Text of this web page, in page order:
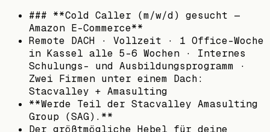
### **Cold Caller (m/w/d) gesucht —
Amazon E-Commerce**
Remote DACH · Vollzeit · 1 Office-Woche
in Kassel alle 5-6 Wochen · Internes
Schulungs- und Ausbildungsprogramm ·
Zwei Firmen unter einem Dach:
Stacvalley + Amasulting
**Werde Teil der Stacvalley Amasulting
Group (SAG).**
Der größtmögliche Hebel für deine